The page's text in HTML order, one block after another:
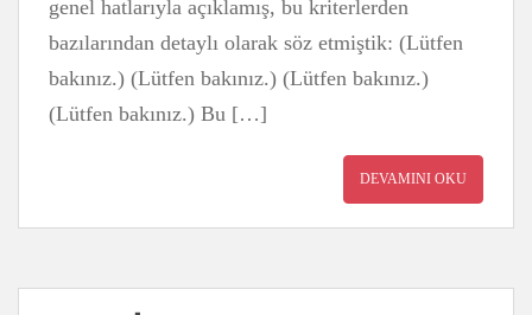
genel hatlarıyla açıklamış, bu kriterlerden
bazılarından detaylı olarak söz etmiştik: (Lütfen
bakınız.) (Lütfen bakınız.) (Lütfen bakınız.)
(Lütfen bakınız.) Bu […]
DEVAMINI OKU